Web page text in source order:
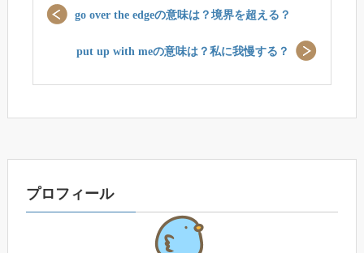
go over the edgeの意味は？境界を超える？
put up with meの意味は？私に我慢する？
プロフィール